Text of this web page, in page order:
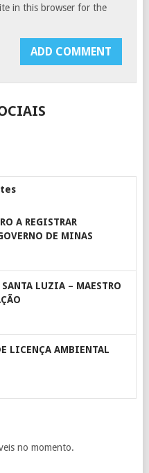
in this browser for the
A REGISTRAR
DE MINAS
LUZIA – MAESTRO
LICENÇA AMBIENTAL
no momento.